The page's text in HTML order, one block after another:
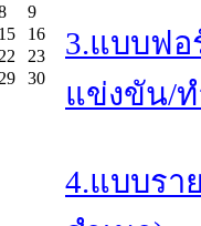
9
15
16
22
23
29
30
3.แบบฟอ
แข่งขัน/
4.แบบรา